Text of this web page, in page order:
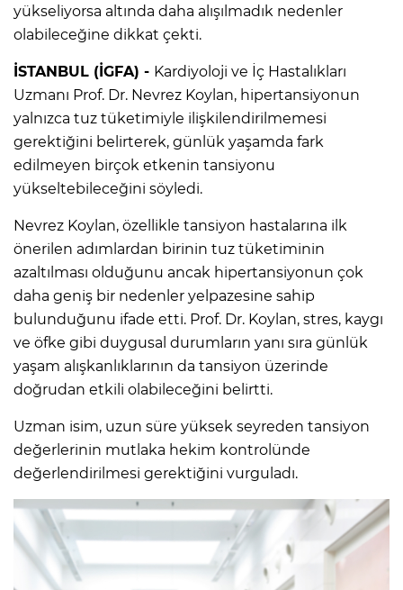
yükseliyorsa altında daha alışılmadık nedenler
olabileceğine dikkat çekti.
İSTANBUL (İGFA) - Kardiyoloji ve İç Hastalıkları
Uzmanı Prof. Dr. Nevrez Koylan, hipertansiyonun
yalnızca tuz tüketimiyle ilişkilendirilmemesi
gerektiğini belirterek, günlük yaşamda fark
edilmeyen birçok etkenin tansiyonu
yükseltebileceğini söyledi.
Nevrez Koylan, özellikle tansiyon hastalarına ilk
önerilen adımlardan birinin tuz tüketiminin
azaltılması olduğunu ancak hipertansiyonun çok
daha geniş bir nedenler yelpazesine sahip
bulunduğunu ifade etti. Prof. Dr. Koylan, stres, kaygı
ve öfke gibi duygusal durumların yanı sıra günlük
yaşam alışkanlıklarının da tansiyon üzerinde
doğrudan etkili olabileceğini belirtti.
Uzman isim, uzun süre yüksek seyreden tansiyon
değerlerinin mutlaka hekim kontrolünde
değerlendirilmesi gerektiğini vurguladı.